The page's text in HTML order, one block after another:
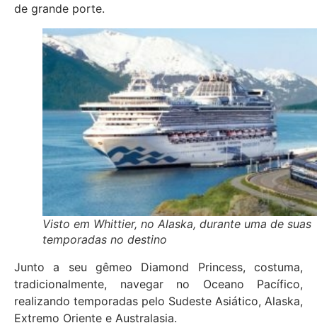
de grande porte.
Visto em Whittier, no Alaska, durante uma de suas
temporadas no destino
Junto a seu gêmeo Diamond Princess, costuma,
tradicionalmente, navegar no Oceano Pacífico,
realizando temporadas pelo Sudeste Asiático, Alaska,
Extremo Oriente e Australasia.